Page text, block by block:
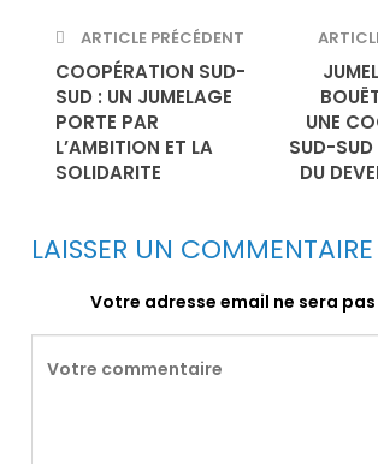
ARTICLE PRÉCÉDENT
COOPÉRATION SUD-
SUD : UN JUMELAGE
PORTE PAR
L’AMBITION ET LA
SOLIDARITE
UNE
SUD-SUD
DU
LAISSER UN COMMENTAIRE
Votre adresse email ne sera